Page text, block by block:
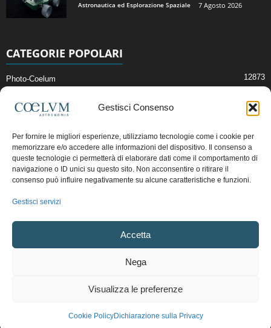
Gestisci Consenso
Per fornire le migliori esperienze, utilizziamo tecnologie come i cookie per
memorizzare e/o accedere alle informazioni del dispositivo. Il consenso a
queste tecnologie ci permetterà di elaborare dati come il comportamento di
navigazione o ID unici su questo sito. Non acconsentire o ritirare il
consenso può influire negativamente su alcune caratteristiche e funzioni.
Gestisci servizi
Accetta
Nega
Visualizza le preferenze
Cookie PolicyDichiarazione sulla Privacy
Astronautica ed Esplorazione Spaziale 7 Agosto 2026
CATEGORIE POPOLARI
Photo-Coelum 12873
News di Astronomia 2412
Cielo del Mese
Astronomia, Astrofisica e Cosmologia
Articoli e Risorse On-Line
Copyright © 1997 - 2024 vietata la riproduzione.
Termini e Condizioni di Vendita
Regolamento Community e Aree di Discussione
Cookie Policy (UE)